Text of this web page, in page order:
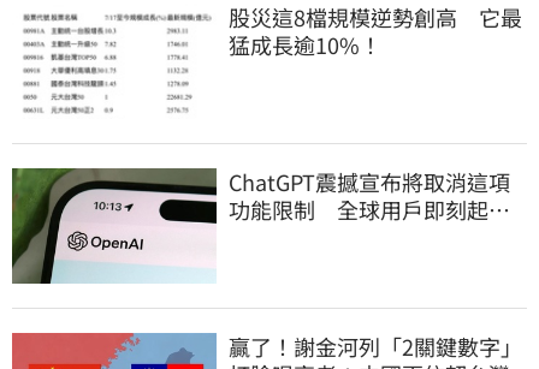
股災這8檔規模逆勢創高 它最
猛成長逾10%！
ChatGPT震撼宣布將取消這項
功能限制 全球用戶即刻起
贏了！謝金河列「2關鍵數字」